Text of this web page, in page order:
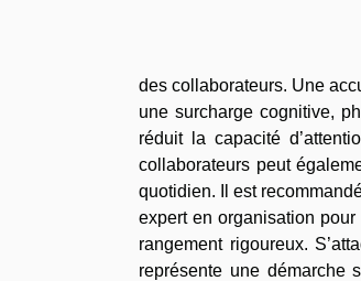
des collaborateurs. Une
une surcharge cognitive,
réduit la capacité
collaborateurs peut
quotidien. Il est
expert en organisation pour
rangement rigoureux.
représente une démarche